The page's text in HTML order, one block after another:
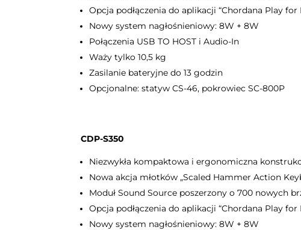
Opcja podłączenia do aplikacji “Chordana Play for
Nowy system nagłośnieniowy: 8W + 8W
Połączenia USB TO HOST i Audio-In
Waży tylko 10,5 kg
Zasilanie bateryjne do 13 godzin
Opcjonalne: statyw CS-46, pokrowiec SC-800P
CDP-S350
Niezwykła kompaktowa i ergonomiczna
Nowa akcja młotków „Scaled Hammer Action
Moduł Sound Source poszerzony o 700 nowych
Opcja podłączenia do aplikacji “Chordana Play for
Nowy system nagłośnieniowy: 8W + 8W